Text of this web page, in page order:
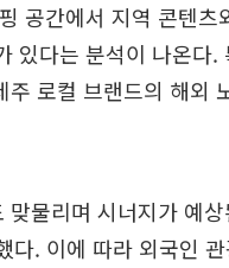
공간에서 지역 콘텐츠
있다는 분석이 나온다.
로컬 브랜드의 해외
물리며 시너지가 예
. 이에 따라 외국인